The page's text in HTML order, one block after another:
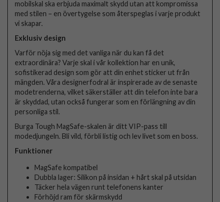
mobilskal ska erbjuda maximalt skydd utan att kompromissa
med stilen – en övertygelse som återspeglas i varje produkt
vi skapar.
Exklusiv design
Varför nöja sig med det vanliga när du kan få det
extraordinära? Varje skal i vår kollektion har en unik,
sofistikerad design som gör att din enhet sticker ut från
mängden. Våra designerfodral är inspirerade av de senaste
modetrenderna, vilket säkerställer att din telefon inte bara
är skyddad, utan också fungerar som en förlängning av din
personliga stil.
Burga Tough MagSafe-skalen är ditt VIP-pass till
modedjungeln. Bli vild, förbli listig och lev livet som en boss.
Funktioner
MagSafe kompatibel
Dubbla lager: Silikon på insidan + hårt skal på utsidan
Täcker hela vägen runt telefonens kanter
Förhöjd ram för skärmskydd